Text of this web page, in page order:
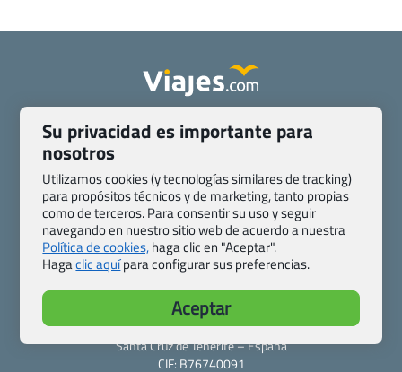
Quienes somos
Contacto
Pasaporte, Visado, Salud y otras disposiciones específicas
Preguntas frecuentes
Condiciones generales
Política de privacidad y cookies
Transparencia
Todas las páginas – sitemap
Viajes.com
Last Minute Express S.L.U.
c/ Drago, CC HLS, Local 13
38660 Miraverde – Adeje
Santa Cruz de Tenerife – España
CIF: B76740091
Su privacidad es importante para
nosotros
Utilizamos cookies (y tecnologías similares de tracking)
para propósitos técnicos y de marketing, tanto propias
como de terceros. Para consentir su uso y seguir
navegando en nuestro sitio web de acuerdo a nuestra
Política de cookies,haga clic en "Aceptar".
Hagaclic aquípara configurar sus preferencias.
Aceptar